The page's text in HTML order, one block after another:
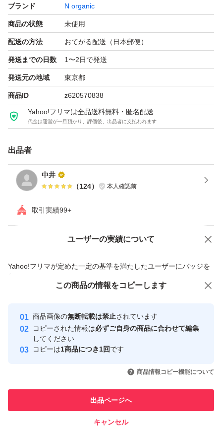
ブランド N organic
商品の状態 未使用
配送の方法 おてがる配送（日本郵便）
発送までの日数 1〜2日で発送
発送元の地域 東京都
商品ID z620570838
Yahoo!フリマは全品送料無料・匿名配送
代金は運営が一旦預かり、評価後、出品者に支払われます
出品者
中井
（124） 本人確認前
取引実績99+
ユーザーの実績について
Yahoo!フリマが定めた一定の基準を満たしたユーザーにバッジを
付与しています
安心取引出品者
心・安全なユーザーです
取引実績
引を完了させた実績があります
での取引実績があります
価格の相談 商品への質問
この商品の情報をコピーします
商品画像の無断転載は禁止されています
コピーされた情報は必ずご自身の商品に合わせて編集
してください
コピーは1商品につき1回です
商品情報コピー機能について
出品ページへ
キャンセル
この商品をみている人にオススメ